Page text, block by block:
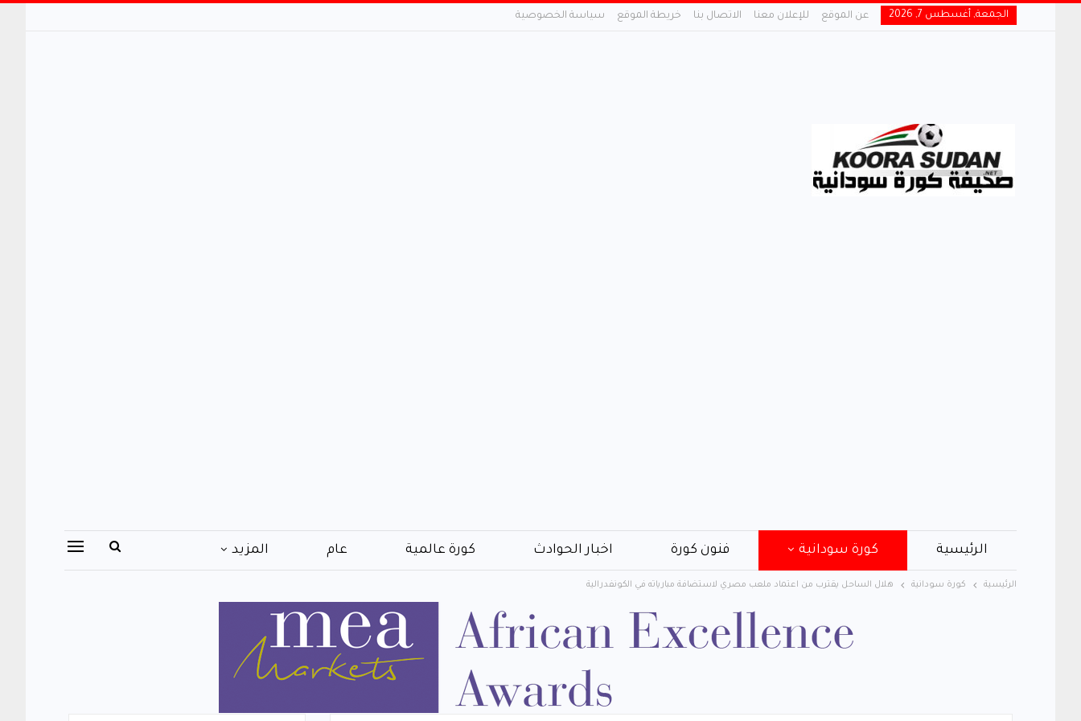
الجمعة, أغسطس 7, 2026 عن الموقع للإعلان معنا الاتصال بنا خريطة الموقع سياسة الخصوصية
الرئيسية كورة سودانية فنون كورة اخبار الحوادث كورة عالمية عام المزيد
الرئيسية كورة سودانية هلال الساحل يقترب من اعتماد ملعب مصري لاستضافة مبارياته في الكونفدرالية